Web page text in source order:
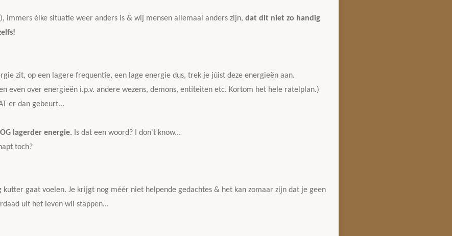
immers élke situatie weer anders is & wij mensen allemaal anders zijn, dat dit niet zo handig
zit, op een lagere frequentie, een lage energie dus, trek je júist deze energieën aan.
even over energieën i.p.v. andere wezens, demons, entiteiten etc. Kortom het hele ratelplan.)
er dan gebeurt...
lagerder energie. Is dat een woord? I don't know...
toch?
gaat voelen. Je krijgt nog méér niet helpende gedachtes & het kan zomaar zijn dat je geen
uit het leven wil stappen...